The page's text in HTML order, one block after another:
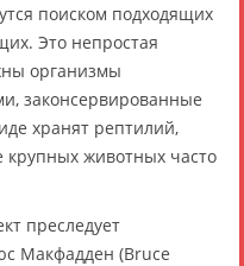
поиском подходящих
Это непростая
организмы
законсервированные
хранят рептилий,
животных часто
преследует
Макфадден (Bruce